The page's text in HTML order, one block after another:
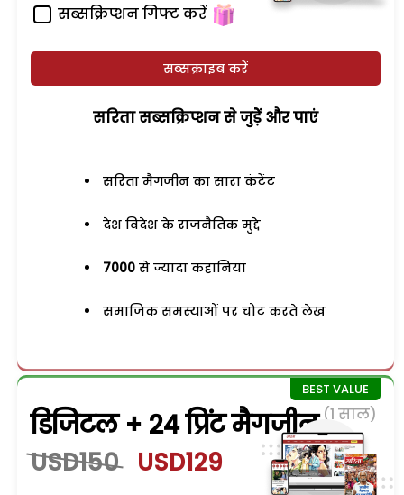
सब्सक्रिप्शन गिफ्ट करें
सब्सक्राइब करें
सरिता सब्सक्रिप्शन से जुड़ेें और पाएं
सरिता मैगजीन का सारा कंटेंट
देश विदेश के राजनैतिक मुद्दे
7000 से ज्यादा कहानियां
समाजिक समस्याओं पर चोट करते लेख
डिजिटल + 24 प्रिंट मैगजीन (1 साल)
USD150 USD129